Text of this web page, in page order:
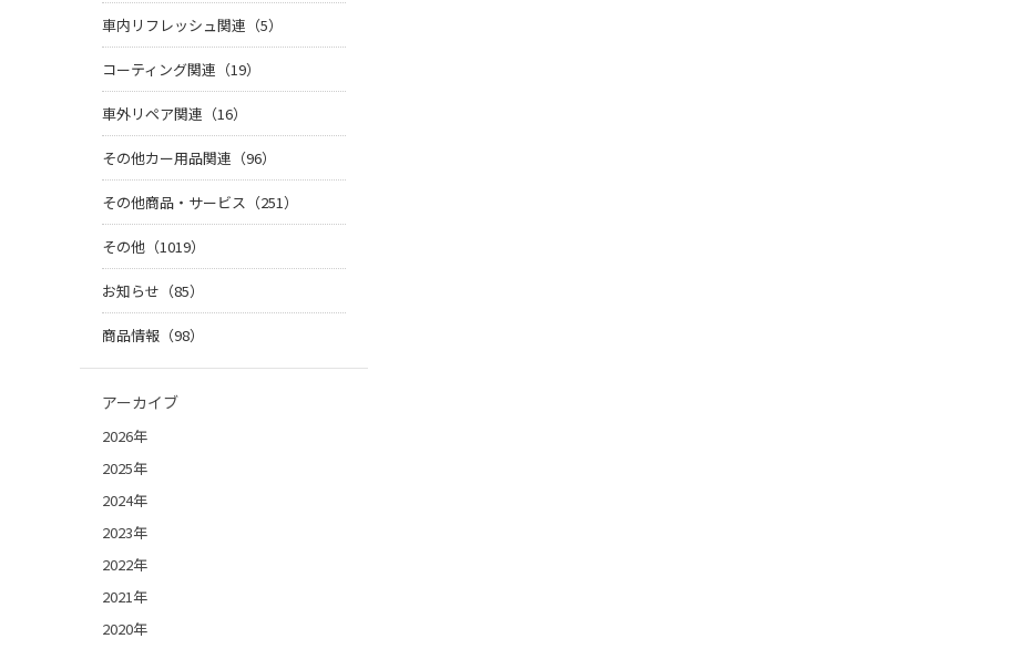
車内リフレッシュ関連（5）
コーティング関連（19）
車外リペア関連（16）
その他カー用品関連（96）
その他商品・サービス（251）
その他（1019）
お知らせ（85）
商品情報（98）
アーカイブ
2026年
2025年
2024年
2023年
2022年
2021年
2020年